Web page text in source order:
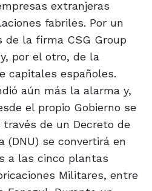
extranjeras
fabriles. Por un
de la firma CSG Group
por el otro, de la
capitales españoles.
aún más la alarma y,
el propio Gobierno se
de un Decreto de
(DNU) se convertirá en
a las cinco plantas
Militares, entre